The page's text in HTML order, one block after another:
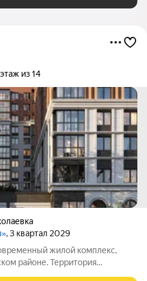
из 14
, 3 квартал 2029
районе. Территория